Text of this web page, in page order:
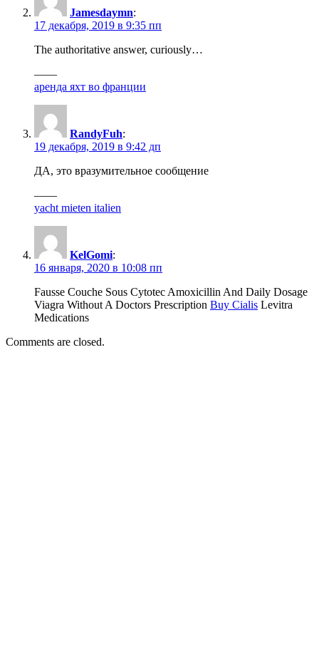
Jamesdaymn:
17 декабря, 2019 в 9:35 пп
The authoritative answer, curiously…
——
аренда яхт во франции
RandyFuh:
19 декабря, 2019 в 9:42 дп
ДА, это вразумительное сообщение
——
yacht mieten italien
KelGomi:
16 января, 2020 в 10:08 пп
Fausse Couche Sous Cytotec Amoxicillin And Daily Dosage
Viagra Without A Doctors Prescription Buy Cialis Levitra
Medications
Comments are closed.